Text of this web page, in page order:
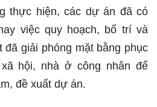
thực hiện, các dự án đã có
việc quy hoạch, bố trí và
đã giải phóng mặt bằng phục
hội, nhà ở công nhân để
đề xuất dự án.